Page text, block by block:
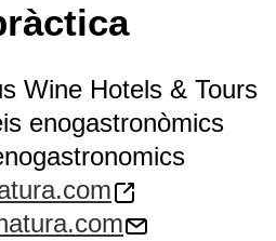
Wine Hotels & Tours
enogastronòmics